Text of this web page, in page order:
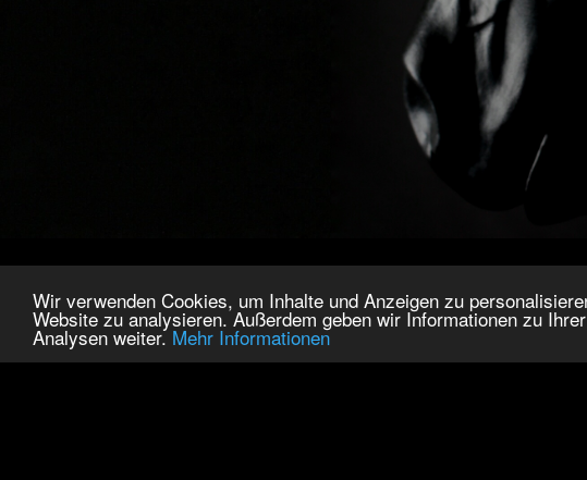
Wir verwenden Cookies, um Inhalte und Anzeigen zu
Website zu analysieren. Außerdem geben wir Informationen zu
Analysen weiter. Mehr Informationen